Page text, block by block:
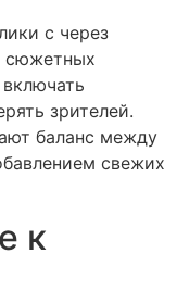
с через
сюжетных
зрителей.
баланс между
свежих
к